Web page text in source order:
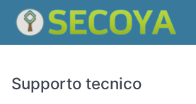
Supporto tecnico